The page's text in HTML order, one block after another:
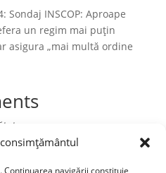
Continuarea navigării constituie
Sondaj INSCOP: Aproape
un regim mai puțin
asigura „mai multă ordine